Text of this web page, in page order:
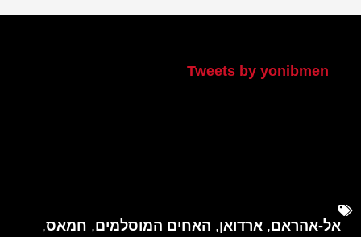
Tweets by yonibmen
אל-אהראם, ארדואן, האחים המוסלמים, חמאס,